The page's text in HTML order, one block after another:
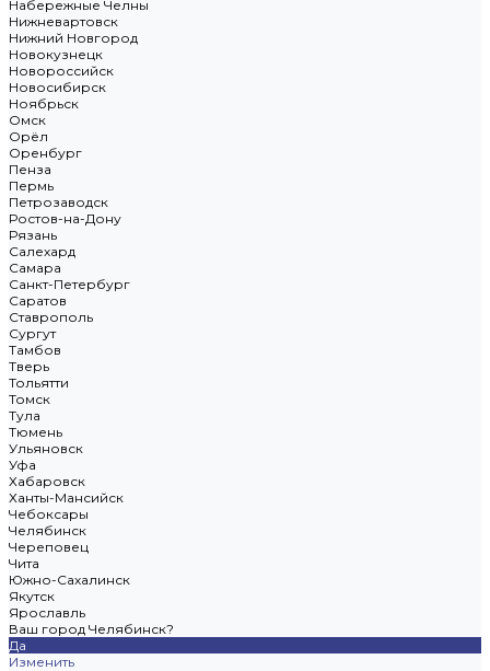
Набережные Челны
Нижневартовск
Нижний Новгород
Новокузнецк
Новороссийск
Новосибирск
Ноябрьск
Омск
Орёл
Оренбург
Пенза
Пермь
Петрозаводск
Ростов-на-Дону
Рязань
Салехард
Самара
Санкт-Петербург
Саратов
Ставрополь
Сургут
Тамбов
Тверь
Тольятти
Томск
Тула
Тюмень
Ульяновск
Уфа
Хабаровск
Ханты-Мансийск
Чебоксары
Челябинск
Череповец
Чита
Южно-Сахалинск
Якутск
Ярославль
Ваш город Челябинск?
Да
Изменить